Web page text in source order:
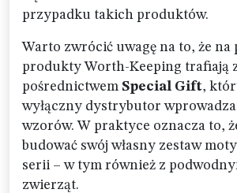
przypadku takich produktów.
Warto zwrócić uwagę na to, że
produkty Worth-Keeping trafiają
pośrednictwem Special Gift,
wyłączny dystrybutor
wzorów. W praktyce oznacza to,
budować swój własny zestaw
serii – w tym również z
zwierząt.